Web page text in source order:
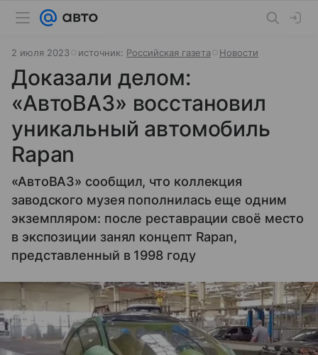
2 июля 2023 источник: Российская газета Новости
Доказали делом:
«АвтоВАЗ» восстановил
уникальный автомобиль
Rapan
«АвтоВАЗ» сообщил, что коллекция
заводского музея пополнилась еще одним
экземпляром: после реставрации своё место
в экспозиции занял концепт Rapan,
представленный в 1998 году